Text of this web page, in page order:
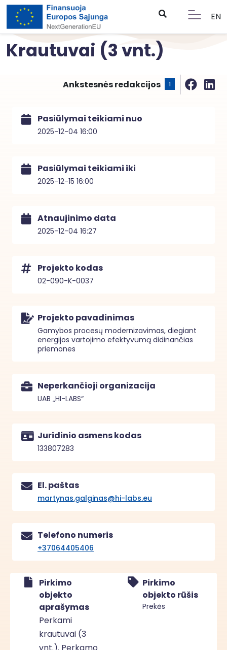
EN
Krautuvai (3 vnt.)
Ankstesnės redakcijos 1
Pasiūlymai teikiami nuo
2025-12-04 16:00
Pasiūlymai teikiami iki
2025-12-15 16:00
Atnaujinimo data
2025-12-04 16:27
Projekto kodas
02-090-K-0037
Projekto pavadinimas
Gamybos procesų modernizavimas, diegiant
energijos vartojimo efektyvumą didinančias
priemones
Neperkančioji organizacija
UAB „HI-LABS“
Juridinio asmens kodas
133807283
El. paštas
martynas.galginas@hi-labs.eu
Telefono numeris
+37064405406
Pirkimo
objekto
aprašymas
Perkami
krautuvai (3
Pirkimo
objekto rūšis
Prekės